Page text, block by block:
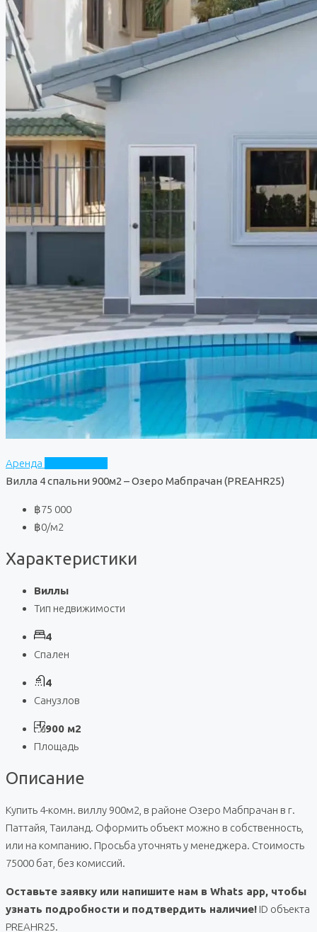
Аренда
Вилла 4 спальни 900м2 – Озеро Мабпрачан (PREAHR25)
฿75 000
฿0/м2
Характеристики
Виллы
Тип недвижимости
4
Спален
4
Санузлов
900 м2
Площадь
Описание
Купить 4-комн. виллу 900м2, в районе Озеро Мабпрачан в г.
Паттайя, Таиланд. Оформить объект можно в собственность,
или на компанию. Просьба уточнять у менеджера. Стоимость
75000 бат, без комиссий.
Оставьте заявку или напишите нам в Whats app, чтобы
узнать подробности и подтвердить наличие! ID объекта
PREAHR25.